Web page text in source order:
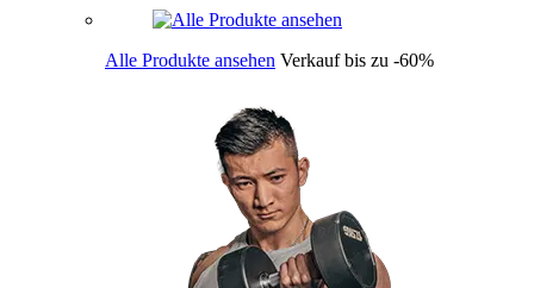
Alle Produkte ansehen Verkauf bis zu -60%